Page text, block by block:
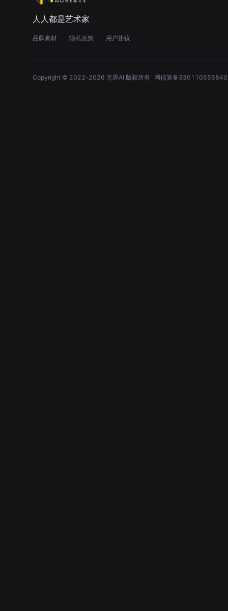
人人都是艺术家
品牌素材 隐私政策 用户协议
Copyright © 2022-2026 无界AI 版权所有 网信算备